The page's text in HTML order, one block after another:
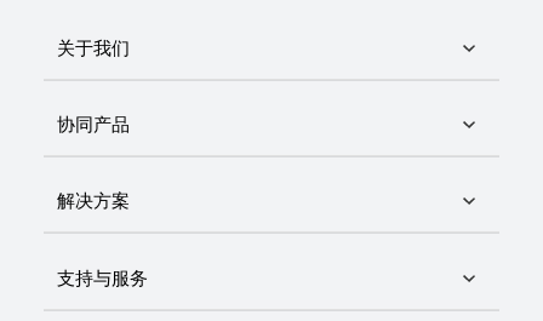
关于我们
协同产品
解决方案
支持与服务